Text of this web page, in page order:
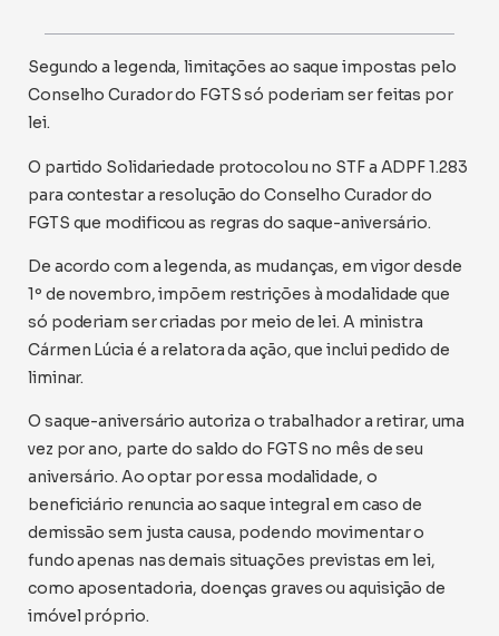
Segundo a legenda, limitações ao saque impostas pelo
Conselho Curador do FGTS só poderiam ser feitas por
lei.
O partido Solidariedade protocolou no STF a ADPF 1.283
para contestar a resolução do Conselho Curador do
FGTS que modificou as regras do saque-aniversário.
De acordo com a legenda, as mudanças, em vigor desde
1º de novembro, impõem restrições à modalidade que
só poderiam ser criadas por meio de lei. A ministra
Cármen Lúcia é a relatora da ação, que inclui pedido de
liminar.
O saque-aniversário autoriza o trabalhador a retirar, uma
vez por ano, parte do saldo do FGTS no mês de seu
aniversário. Ao optar por essa modalidade, o
beneficiário renuncia ao saque integral em caso de
demissão sem justa causa, podendo movimentar o
fundo apenas nas demais situações previstas em lei,
como aposentadoria, doenças graves ou aquisição de
imóvel próprio.